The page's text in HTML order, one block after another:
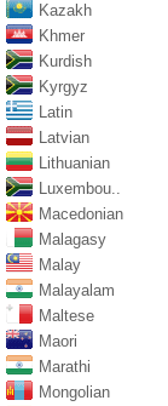
Kazakh
Khmer
Kurdish
Kyrgyz
Latin
Latvian
Lithuanian
Luxembou..
Macedonian
Malagasy
Malay
Malayalam
Maltese
Maori
Marathi
Mongolian